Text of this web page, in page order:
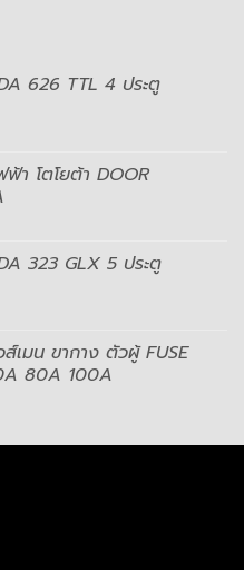
626 TTL 4 ประตู
า โตโยต้า DOOR
323 GLX 5 ประตู
มน ขากาง ตัวผู้ FUSE
80A 100A